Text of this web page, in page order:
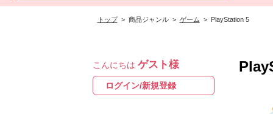
グッズ
CD / Blu-ray
アイドルマスター シンデレラガールズ
アイドルマスター ミリオンライブ！
プロジェクトアイマス ヴイアライヴ
テイルズ オブ シリーズ
スサ
トップ> 商品ジャンル > ゲーム > PlayStation 5
こんにちは ゲスト様
ログイン/新規登録